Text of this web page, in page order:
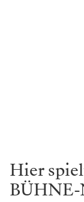
Hier
BÜHNE-